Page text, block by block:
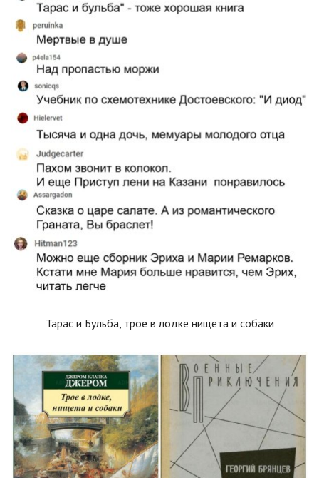
Тарас и Бульба, трое в лодке нищета и собаки